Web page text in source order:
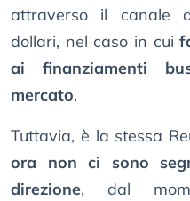
attraverso il canale
dollari, nel caso in cui
ai finanziamenti
mercato.
Tuttavia, è la stessa
ora non ci sono
direzione, dal